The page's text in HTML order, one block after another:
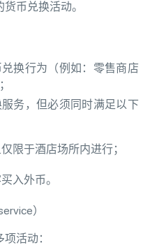
币兑换活动。
换行为（例如：零售商店
务，但必须同时满足以下
限于酒店场所内进行；
入外币。
）
活动：